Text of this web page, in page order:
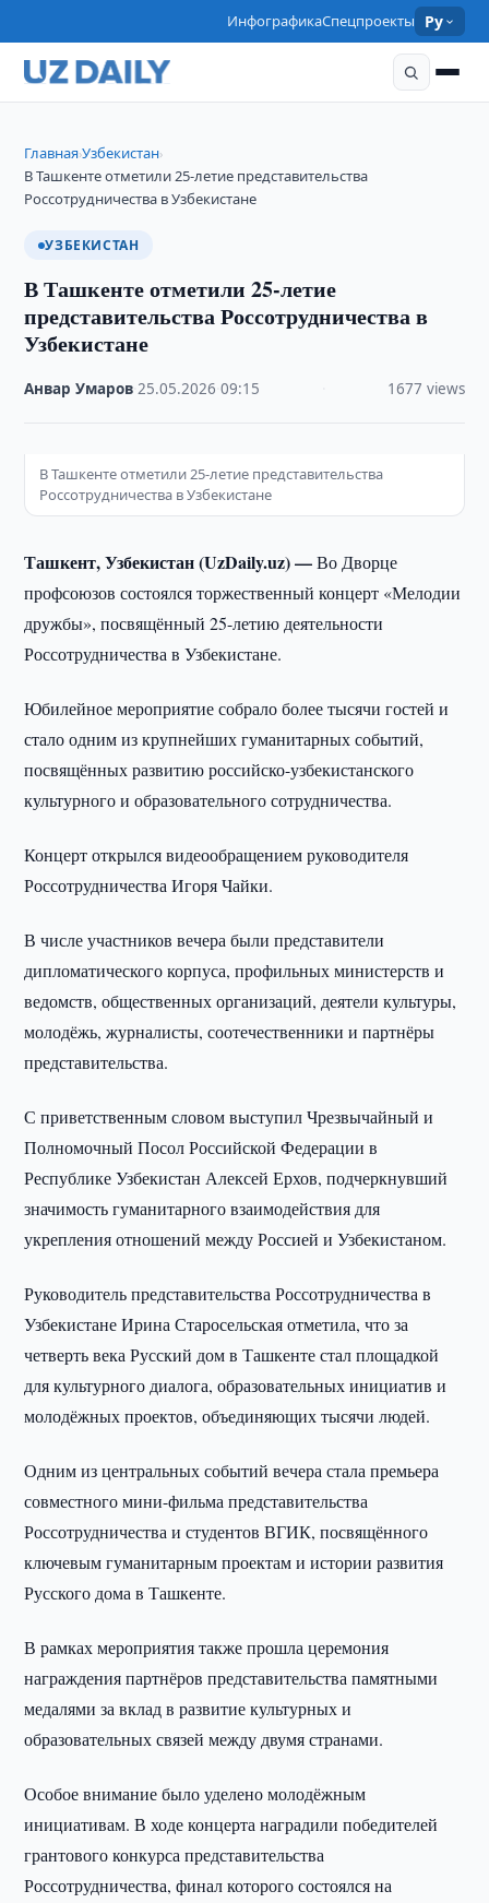
ИнфографикаСпецпроекты Ру
Главная›Узбекистан›
В Ташкенте отметили 25-летие представительства
Россотрудничества в Узбекистане
УЗБЕКИСТАН
В Ташкенте отметили 25-летие
представительства Россотрудничества в
Узбекистане
Анвар Умаров ·25.05.2026 ·09:15 1677 views
В Ташкенте отметили 25-летие представительства
Россотрудничества в Узбекистане
Ташкент, Узбекистан (UzDaily.uz) —Во Дворце
профсоюзов состоялся торжественный концерт «Мелодии
дружбы», посвящённый 25-летию деятельности
Россотрудничества в Узбекистане.
Юбилейное мероприятие собрало более тысячи гостей и
стало одним из крупнейших гуманитарных событий,
посвящённых развитию российско-узбекистанского
культурного и образовательного сотрудничества.
Концерт открылся видеообращением руководителя
Россотрудничества Игоря Чайки.
В числе участников вечера были представители
дипломатического корпуса, профильных министерств и
ведомств, общественных организаций, деятели культуры,
молодёжь, журналисты, соотечественники и партнёры
представительства.
С приветственным словом выступил Чрезвычайный и
Полномочный Посол Российской Федерации в
Республике Узбекистан Алексей Ерхов, подчеркнувший
значимость гуманитарного взаимодействия для
укрепления отношений между Россией и Узбекистаном.
Руководитель представительства Россотрудничества в
Узбекистане Ирина Старосельская отметила, что за
четверть века Русский дом в Ташкенте стал площадкой
для культурного диалога, образовательных инициатив и
молодёжных проектов, объединяющих тысячи людей.
Одним из центральных событий вечера стала премьера
совместного мини-фильма представительства
Россотрудничества и студентов ВГИК, посвящённого
ключевым гуманитарным проектам и истории развития
Русского дома в Ташкенте.
В рамках мероприятия также прошла церемония
награждения партнёров представительства памятными
медалями за вклад в развитие культурных и
образовательных связей между двумя странами.
Особое внимание было уделено молодёжным
инициативам. В ходе концерта наградили победителей
грантового конкурса представительства
Россотрудничества, финал которого состоялся на